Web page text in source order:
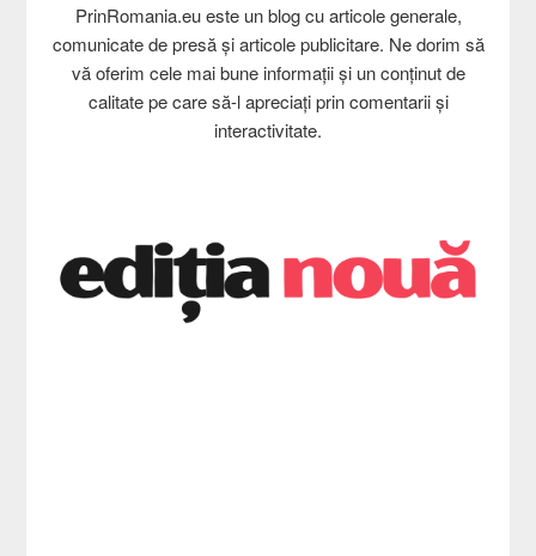
PrinRomania.eu este un blog cu articole generale,
comunicate de presă și articole publicitare. Ne dorim să
vă oferim cele mai bune informații și un conținut de
calitate pe care să-l apreciați prin comentarii și
interactivitate.